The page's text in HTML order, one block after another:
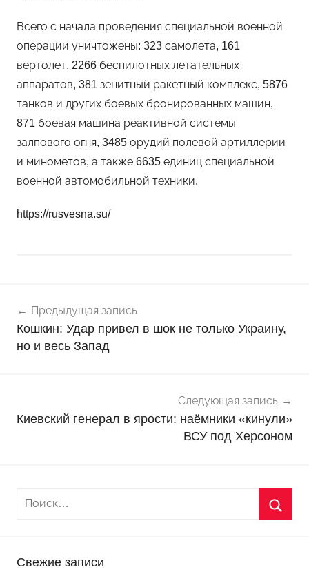
Всего с начала проведения специальной военной
операции уничтожены: 323 самолета, 161
вертолет, 2266 беспилотных летательных
аппаратов, 381 зенитный ракетный комплекс, 5876
танков и других боевых бронированных машин,
871 боевая машина реактивной системы
залпового огня, 3485 орудий полевой артиллерии
и минометов, а также 6635 единиц специальной
военной автомобильной техники.
https://rusvesna.su/
о
в
о
по
записям
Предыдущая запись
Кошкин: Удар привел в шок не только Украину,
но и весь Запад
Следующая запись
Киевский генерал в ярости: наёмники «кинули»
ВСУ под Херсоном
Свежие записи